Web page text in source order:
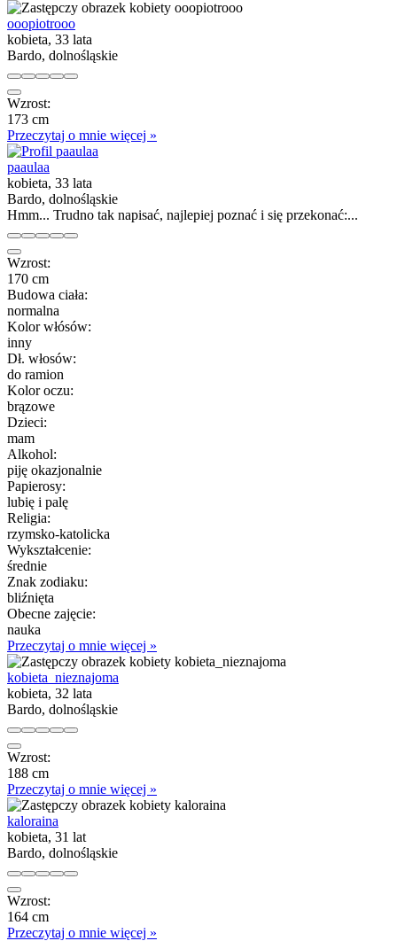
ooopiotrooo
kobieta, 33 lata
Bardo, dolnośląskie
Wzrost:
173 cm
Przeczytaj o mnie więcej »
paaulaa
kobieta, 33 lata
Bardo, dolnośląskie
Hmm... Trudno tak napisać, najlepiej poznać i się przekonać:...
Wzrost:
170 cm
Budowa ciała:
normalna
Kolor włósów:
inny
Dł. włosów:
do ramion
Kolor oczu:
brązowe
Dzieci:
mam
Alkohol:
piję okazjonalnie
Papierosy:
lubię i palę
Religia:
rzymsko-katolicka
Wykształcenie:
średnie
Znak zodiaku:
bliźnięta
Obecne zajęcie:
nauka
Przeczytaj o mnie więcej »
kobieta_nieznajoma
kobieta, 32 lata
Bardo, dolnośląskie
Wzrost:
188 cm
Przeczytaj o mnie więcej »
kaloraina
kobieta, 31 lat
Bardo, dolnośląskie
Wzrost:
164 cm
Przeczytaj o mnie więcej »